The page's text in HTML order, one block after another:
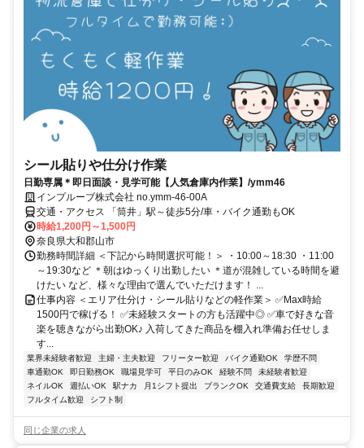
シール貼りや仕分け作業
日勤専属＊即日面談・見学可能【人気倉庫内作業】/ymm46
インプルーブ株式会社 no.ymm-46-00A
交通・アクセス 「筒井」駅～徒歩5分/車・バイク通勤もOK
時給1,200円～1,500円
奈良県大和郡山市
勤務時間詳細 ＜下記から時間選択可能！＞ ・10:00～18:30 ・11:00
～19:30など ＊朝はゆっくり出勤したい ＊道が混雑している時間を避
けたい など、様々な理由で選んでいただけます！ ...
仕事内容 ＜エリア仕分け・シール貼りなどの軽作業＞ ✅Max時給
1500円で稼げる！ ✅未経験スタートの方も活躍中◎ ✅車で好きな音
楽を聴きながら出勤OK♪ 入荷してきた商品を棚入れ準備お任せしま
す...
業界未経験者歓迎 主婦・主夫歓迎 フリーター歓迎 バイク通勤OK
学歴不問
車通勤OK
即日勤務OK 職場見学可 平日のみOK 経験不問
未経験者歓迎
ネイルOK
週払いOK 駅ナカ 月1シフト提出 ブランクOK 交通費支給
長期歓迎
フルタイム歓迎
シフト制
同じ企業の求人